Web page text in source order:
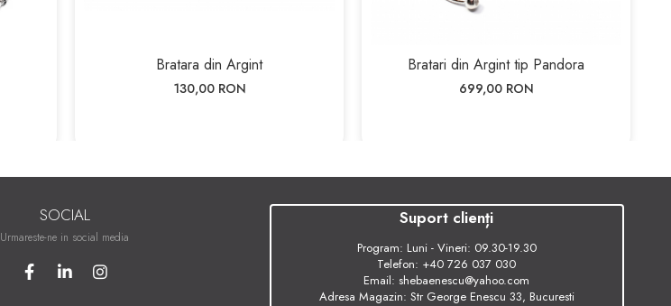
Bratara din Argint
130,00 RON
Bratari din Argint tip Pandora
699,00 RON
SOCIAL
Urmareste-ne in social media
Suport clienți
Program: Luni - Vineri: 09.30-19.30
Telefon: +40 726 037 030
Email:shebaenescu@yahoo.com
Adresa Magazin: Str George Enescu 33, Bucuresti